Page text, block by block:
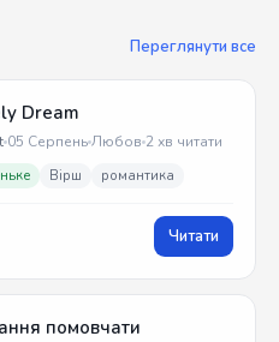
Переглянути все
Dream
05 СерпеньЛюбов 2 хв читати
Вірш романтика
Читати
помовчати